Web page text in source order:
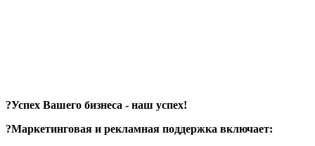
?Успех Вашего бизнеса ‐ наш успех!
?Маркетинговая и рекламная поддержка включает: